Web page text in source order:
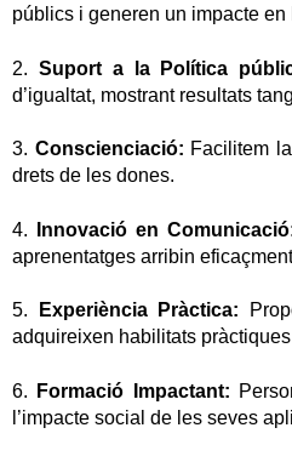
públics i generen un impacte en
2. Suport a la Política
d’igualtat, mostrant resultats
3. Conscienciació: Facilitem
drets de les dones.
4. Innovació en
aprenentatges arribin
5. Experiència Pràctica:
adquireixen habilitats
6. Formació Impactant:
l’impacte social de les seves